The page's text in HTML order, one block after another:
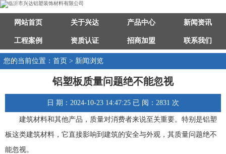
网站首页 关于兴达 产品中心 新闻资讯
工程案例 资质认证 招商加盟 联系我们
您的当前位置：首页 > 新闻浏览
铝塑板质量问题绝不能忽视
日 期：2024-10-23 14:47:25 已 阅：2831 次
建筑材料和其他产品，质量对消费者来说至关重要。特别是铝塑
板这类建筑材料，它直接影响到建筑的安全与外观，其质量问题绝不
能忽视。